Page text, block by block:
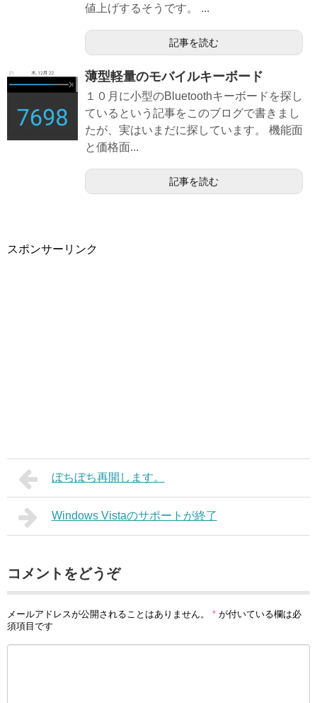
値上げするそうです。 ...
記事を読む
薄型軽量のモバイルキーボード
１０月に小型のBluetoothキーボードを探し
ているという記事をこのブログで書きまし
たが、実はいまだに探しています。 機能面
と価格面...
記事を読む
スポンサーリンク
ぼちぼち再開します。
Windows Vistaのサポートが終了
コメントをどうぞ
メールアドレスが公開されることはありません。 * が付いている欄は必
須項目です